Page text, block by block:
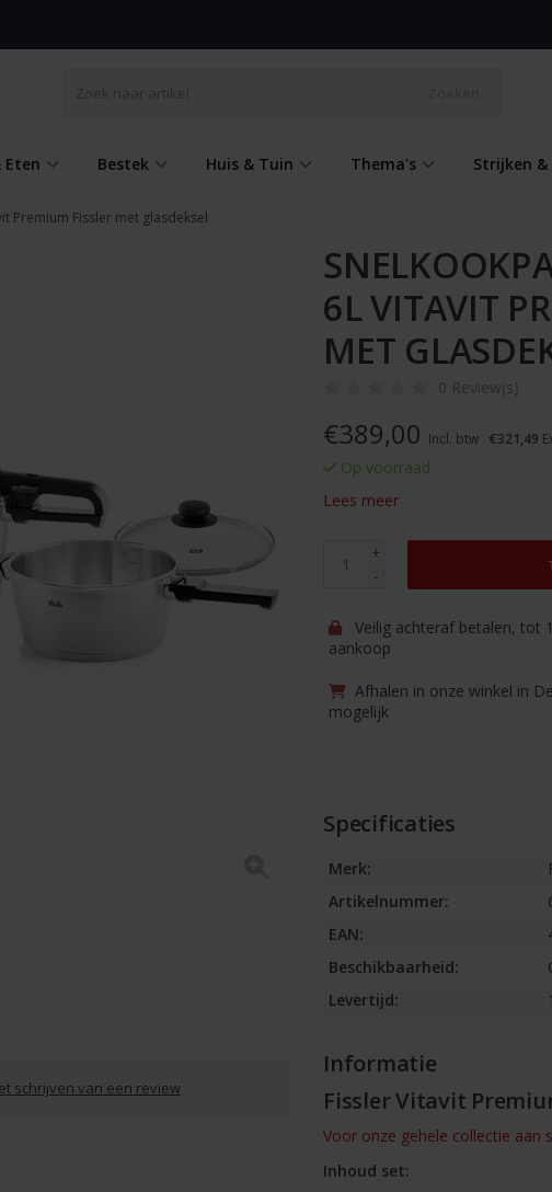
Eten Bestek Huis & Tuin Thema's Strijken &
Premium Fissler met glasdeksel
schrijven van een review
6L VITAVIT
MET
0 Review(s)
€389,00 Incl. btw €321,49
Op voorraad
Lees meer
+
-
Veilig achteraf betalen, tot
aankoop
Afhalen in onze winkel in
mogelijk
Specificaties
Merk:
Artikelnummer:
EAN:
Beschikbaarheid:
Levertijd:
Informatie
Fissler Vitavit
Voor onze gehele collectie aan
Inhoud set: